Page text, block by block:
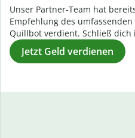
Unser Partner-Team hat
Empfehlung des
Quillbot verdient. Schließ dich
Jetzt Geld verdienen